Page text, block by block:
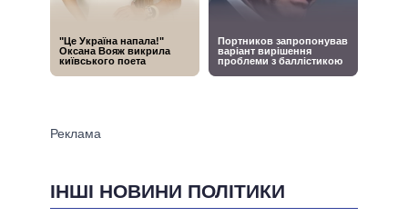
ІНШІ НОВИНИ ПОЛІТИКИ